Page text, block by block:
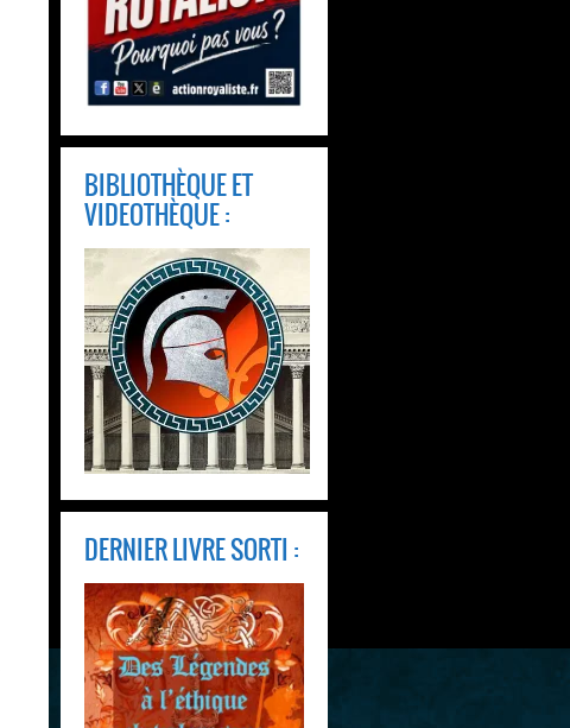
BIBLIOTHÈQUE ET
VIDEOTHÈQUE :
DERNIER LIVRE SORTI :